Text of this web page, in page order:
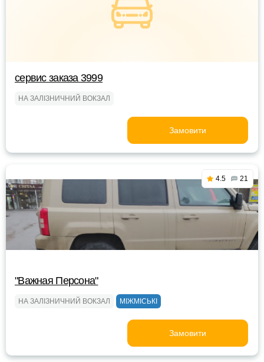
сервис заказа 3999
НА ЗАЛІЗНИЧНИЙ ВОКЗАЛ
Замовити
4.5 21
"Важная Персона"
НА ЗАЛІЗНИЧНИЙ ВОКЗАЛ МІЖМІСЬКІ
Замовити